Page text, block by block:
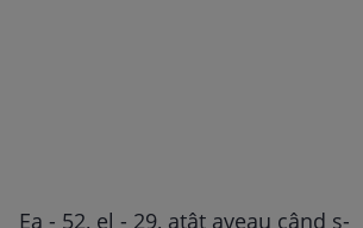
Ea - 52, el - 29, atât aveau când s-